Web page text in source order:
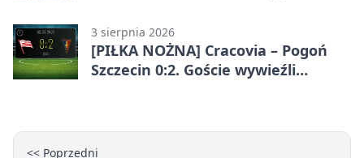
3 sierpnia 2026
[PIŁKA NOŻNA] Cracovia – Pogoń
Szczecin 0:2. Goście wywieźli
<< Poprzedni